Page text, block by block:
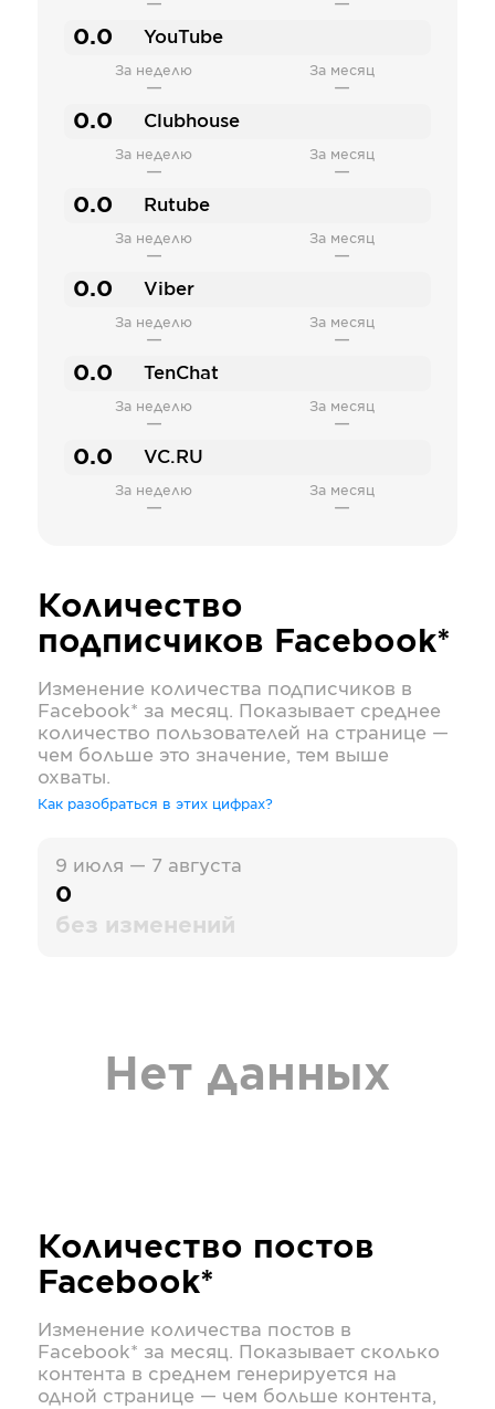
— —
0.0 YouTube
За неделю
—
За месяц
—
0.0 Clubhouse
За неделю
—
За месяц
—
0.0 Rutube
За неделю
—
За месяц
—
0.0 Viber
За неделю
—
За месяц
—
0.0 TenChat
За неделю
—
За месяц
—
0.0 VC.RU
За неделю
—
За месяц
—
Количество
подписчиков Facebook*
Изменение количества подписчиков в
Facebook* за месяц. Показывает среднее
количество пользователей на странице —
чем больше это значение, тем выше
охваты.
Как разобраться в этих цифрах?
9 июля — 7 августа
0
без изменений
Нет данных
Количество постов
Facebook*
Изменение количества постов в
Facebook* за месяц. Показывает сколько
контента в среднем генерируется на
одной странице — чем больше контента,